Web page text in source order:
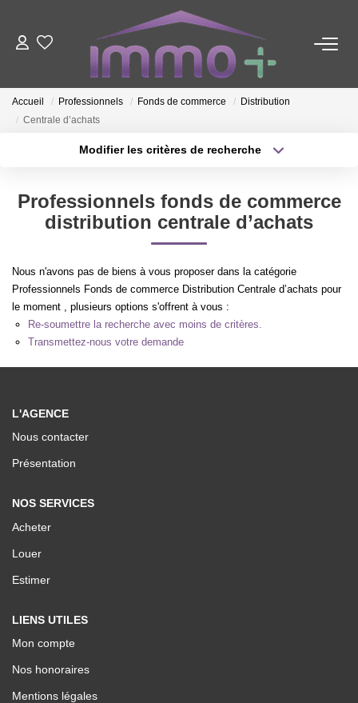
ACHETER
ESTIMER
NOTRE AGENCE
Nous Contacter
Qui Sommes-Nous ?
Accueil Professionnels Fonds de commerce
Distribution
Centrale d’achats
Modifier les critères de recherche
Sélectionnez...
Type de bien
Surface min
Créer une alerte
Professionnels fonds de commerce
distribution centrale d’achats
Nous n'avons pas de biens à vous proposer dans la catégorie
Professionnels Fonds de commerce Distribution Centrale d’achats pour
le moment , plusieurs options s'offrent à vous :
Re-soumettre la recherche avec moins de critères.
Transmettez-nous votre demande
L'AGENCE
Nous contacter
Présentation
NOS SERVICES
Acheter
Louer
Estimer
LIENS UTILES
Mon compte
Nos honoraires
Mentions légales